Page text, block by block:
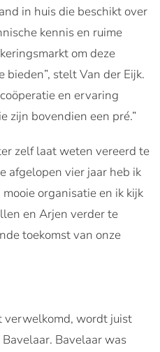
in huis die beschikt over
kennis en ruime
om deze
stelt Van der Eijk.
en ervaring
zijn bovendien een pré.”
zelf laat weten vereerd te
afgelopen vier jaar heb ik
organisatie en ik kijk
en Arjen verder te
toekomst van onze
verwelkomd, wordt juist
Bavelaar was